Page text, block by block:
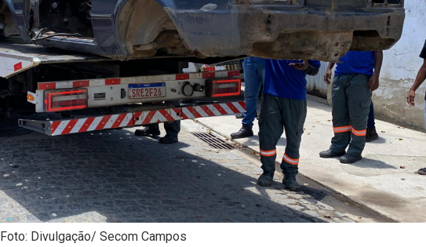
Foto: Divulgação/ Secom Campos